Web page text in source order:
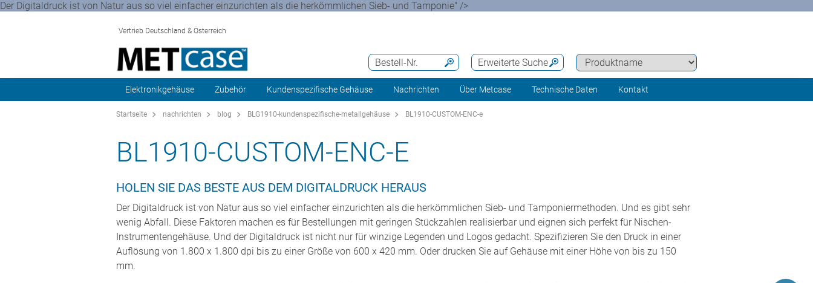
Der Digitaldruck ist von Natur aus so viel einfacher einzurichten als die herkömmlichen Sieb- und Tamponie" />
Vertrieb Deutschland & Österreich
Erweiterte Suche
Bestell-Nr.
Elektronikgehäuse Zubehör Kundenspezifische Gehäuse Nachrichten Über Metcase Technische Daten Kontakt
Startseite nachrichten blog BLG1910-kundenspezifische-metallgehäuse BL1910-CUSTOM-ENC-e
BL1910-CUSTOM-ENC-E
HOLEN SIE DAS BESTE AUS DEM DIGITALDRUCK HERAUS
Der Digitaldruck ist von Natur aus so viel einfacher einzurichten als die herkömmlichen Sieb- und Tamponiermethoden. Und es gibt sehr
wenig Abfall. Diese Faktoren machen es für Bestellungen mit geringen Stückzahlen realisierbar und eignen sich perfekt für Nischen-
Instrumentengehäuse. Und der Digitaldruck ist nicht nur für winzige Legenden und Logos gedacht. Spezifizieren Sie den Druck in einer
Auflösung von 1.800 x 1.800 dpi bis zu einer Größe von 600 x 420 mm. Oder drucken Sie auf Gehäuse mit einer Höhe von bis zu 150
mm.